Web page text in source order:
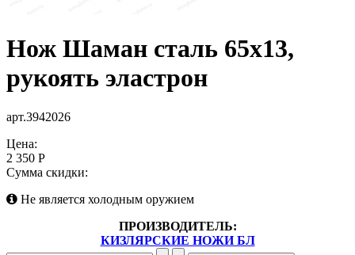
Нож Шаман сталь 65х13,
рукоять эластрон
арт.3942026
Цена:
2 350 Р
Сумма скидки:
Не является холодным оружием
ПРОИЗВОДИТЕЛЬ:
КИЗЛЯРСКИЕ НОЖИ БЛ